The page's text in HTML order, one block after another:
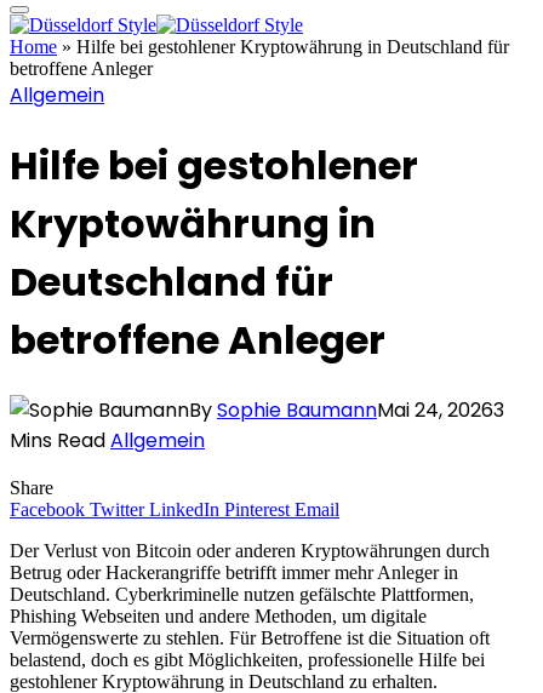
Home » Hilfe bei gestohlener Kryptowährung in Deutschland für
betroffene Anleger
Allgemein
Hilfe bei gestohlener
Kryptowährung in
Deutschland für
betroffene Anleger
BySophie BaumannMai 24, 20263
Mins ReadAllgemein
Share
Facebook Twitter LinkedIn Pinterest Email
Der Verlust von Bitcoin oder anderen Kryptowährungen durch
Betrug oder Hackerangriffe betrifft immer mehr Anleger in
Deutschland. Cyberkriminelle nutzen gefälschte Plattformen,
Phishing Webseiten und andere Methoden, um digitale
Vermögenswerte zu stehlen. Für Betroffene ist die Situation oft
belastend, doch es gibt Möglichkeiten, professionelle Hilfe bei
gestohlener Kryptowährung in Deutschland zu erhalten.